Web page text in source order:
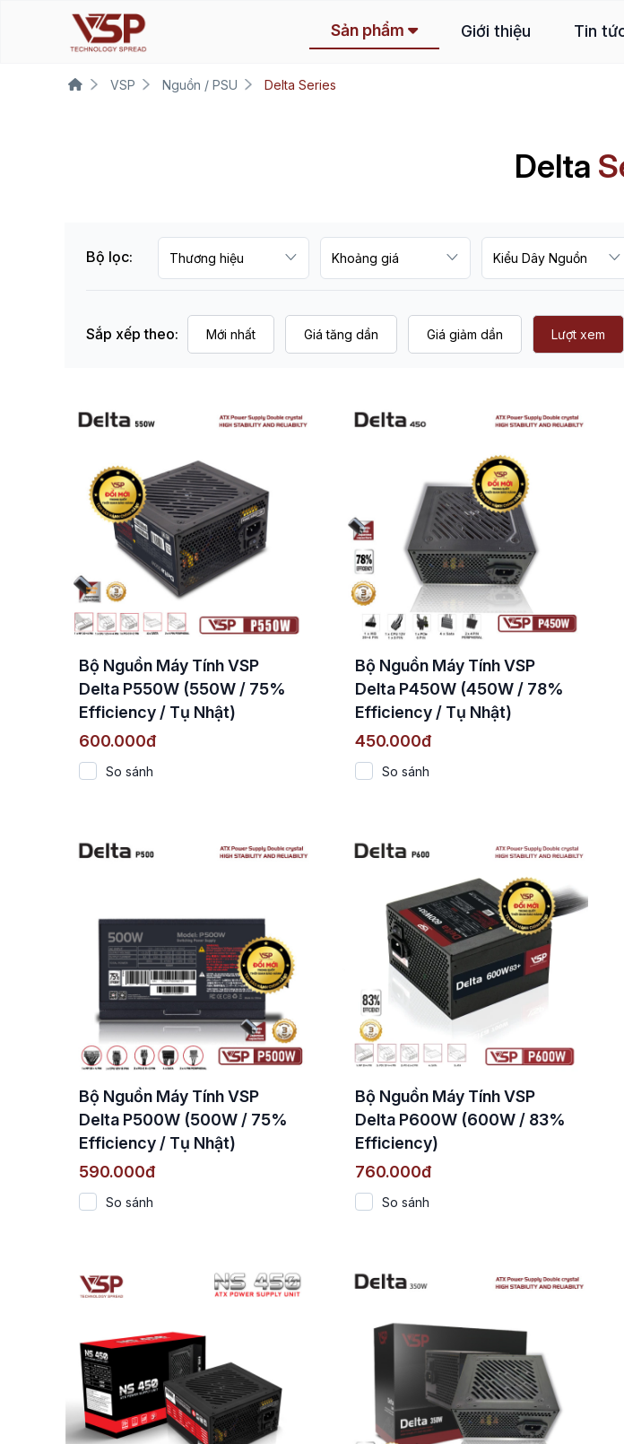
Sản phẩm Giới thiệu Tin
VSP Nguồn / PSU Delta Series
Delta
Bộ lọc:
Sắp xếp theo: Mới nhất Giá tăng dần Giá giảm dần Lượt xem
Bộ Nguồn Máy Tính VSP
Delta P550W (550W / 75%
Efficiency / Tụ Nhật)
600.000đ
So sánh
Bộ Nguồn Máy Tính VSP
Delta P450W (450W / 78%
Efficiency / Tụ Nhật)
450.000đ
So sánh
Bộ Nguồn Máy Tính VSP
Delta P500W (500W / 75%
Efficiency / Tụ Nhật)
590.000đ
So sánh
Bộ Nguồn Máy Tính VSP
Delta P600W (600W / 83%
Efficiency)
760.000đ
So sánh